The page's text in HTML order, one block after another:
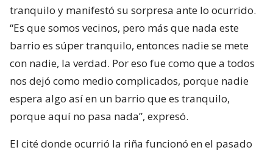
tranquilo y manifestó su sorpresa ante lo ocurrido.
“Es que somos vecinos, pero más que nada este
barrio es súper tranquilo, entonces nadie se mete
con nadie, la verdad. Por eso fue como que a todos
nos dejó como medio complicados, porque nadie
espera algo así en un barrio que es tranquilo,
porque aquí no pasa nada”, expresó.
El cité donde ocurrió la riña funcionó en el pasado